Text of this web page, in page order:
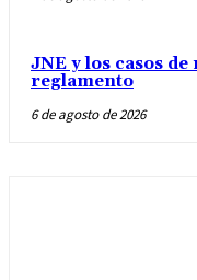
JNE y los casos
reglamento
6 de agosto de 2026